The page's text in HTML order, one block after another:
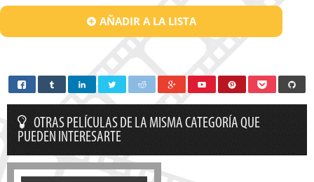
AÑADIR A LA LISTA
OTRAS PELÍCULAS DE LA MISMA CATEGORÍA QUE
PUEDEN INTERESARTE